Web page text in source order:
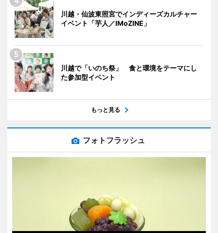
川越・仙波東照宮でインディーズカルチャー
イベント「芋人／IMoZINE」
川越で「いのち祭」 食と環境をテーマにし
た参加型イベント
もっと見る
フォトフラッシュ